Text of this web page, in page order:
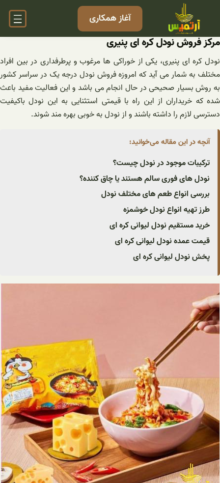
آغاز همکاری
مرکز فروش نودل کره ای پنیری
نودل کره ای پنیری، یکی از خوراکی ها مرغوب و پرطرفداری در بین افراد
مختلف به شمار می آید که امروزه فروش نودل درجه یک در سراسر کشور
به روش بسیار صحیحی در حال انجام می باشد و این فعالیت مفید باعث
شده که خریداران از این راه با قیمتی استثنایی به این نودل باکیفیت
دسترسی لازم را داشته باشند و از نودل به خوبی بهره مند شوند.
آنچه در این مقاله می‌خوانید:
ترکیبات موجود در نودل چیست؟
نودل های فوری سالم هستند یا چاق کننده؟
بررسی انواع طعم های مختلف نودل
طرز تهیه انواع نودل خوشمزه
خرید مستقیم نودل لیوانی کره ای
قیمت عمده نودل لیوانی کره ای
پخش نودل لیوانی کره ای